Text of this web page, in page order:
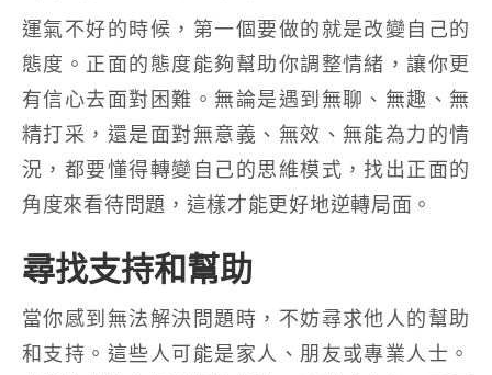
運氣不好的時候，第一個要做的就是改變自己的
態度。正面的態度能夠幫助你調整情緒，讓你更
有信心去面對困難。無論是遇到無聊、無趣、無
精打采，還是面對無意義、無效、無能為力的情
況，都要懂得轉變自己的思維模式，找出正面的
角度來看待問題，這樣才能更好地逆轉局面。
尋找支持和幫助
當你感到無法解決問題時，不妨尋求他人的幫助
和支持。這些人可能是家人、朋友或專業人士。